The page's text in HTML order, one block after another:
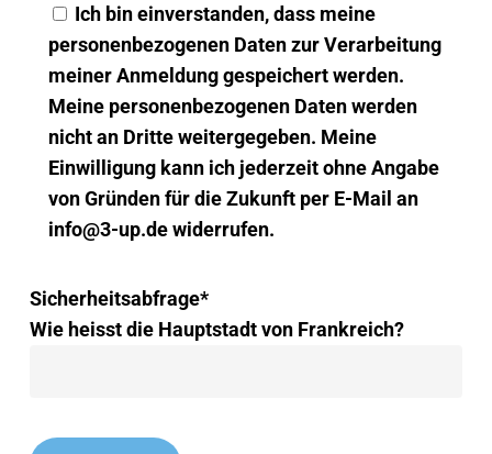
Ich bin einverstanden, dass meine
personenbezogenen Daten zur Verarbeitung
meiner Anmeldung gespeichert werden.
Meine personenbezogenen Daten werden
nicht an Dritte weitergegeben. Meine
Einwilligung kann ich jederzeit ohne Angabe
von Gründen für die Zukunft per E-Mail an
info@3-up.de widerrufen.
Sicherheitsabfrage*
Wie heisst die Hauptstadt von Frankreich?